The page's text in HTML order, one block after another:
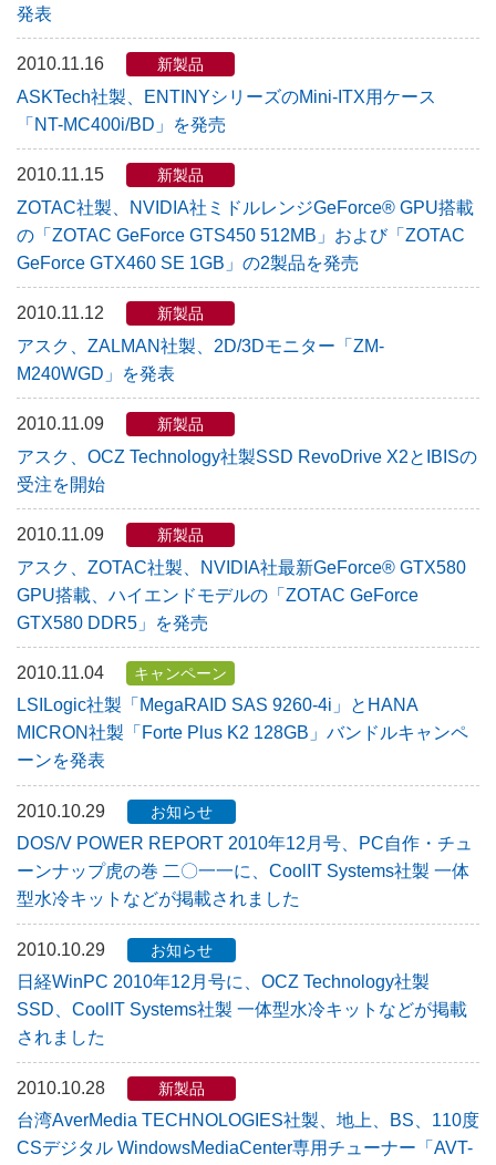
発表
2010.11.16 新製品
ASKTech社製、ENTINYシリーズのMini-ITX用ケース
「NT-MC400i/BD」を発売
2010.11.15 新製品
ZOTAC社製、NVIDIA社ミドルレンジGeForce® GPU搭載
の「ZOTAC GeForce GTS450 512MB」および「ZOTAC
GeForce GTX460 SE 1GB」の2製品を発売
2010.11.12 新製品
アスク、ZALMAN社製、2D/3Dモニター「ZM-
M240WGD」を発表
2010.11.09 新製品
アスク、OCZ Technology社製SSD RevoDrive X2とIBISの
受注を開始
2010.11.09 新製品
アスク、ZOTAC社製、NVIDIA社最新GeForce® GTX580
GPU搭載、ハイエンドモデルの「ZOTAC GeForce
GTX580 DDR5」を発売
2010.11.04 キャンペーン
LSILogic社製「MegaRAID SAS 9260-4i」とHANA
MICRON社製「Forte Plus K2 128GB」バンドルキャンペ
ーンを発表
2010.10.29 お知らせ
DOS/V POWER REPORT 2010年12月号、PC自作・チュ
ーンナップ虎の巻 二〇一一に、CoolIT Systems社製 一体
型水冷キットなどが掲載されました
2010.10.29 お知らせ
日経WinPC 2010年12月号に、OCZ Technology社製
SSD、CoolIT Systems社製 一体型水冷キットなどが掲載
されました
2010.10.28 新製品
台湾AverMedia TECHNOLOGIES社製、地上、BS、110度
CSデジタル WindowsMediaCenter専用チューナー「AVT-